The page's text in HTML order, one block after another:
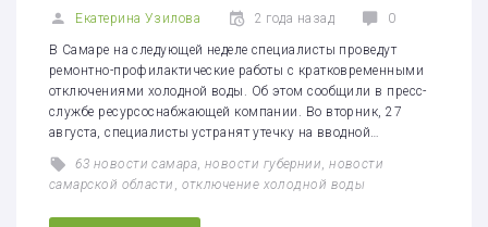
Екатерина Узилова 2 года назад 0
В Самаре на следующей неделе специалисты проведут
ремонтно-профилактические работы с кратковременными
отключениями холодной воды. Об этом сообщили в пресс-
службе ресурсоснабжающей компании. Во вторник, 27
августа, специалисты устранят утечку на вводной…
63 новости самара,новости губернии,новости
самарской области , отключение холодной воды